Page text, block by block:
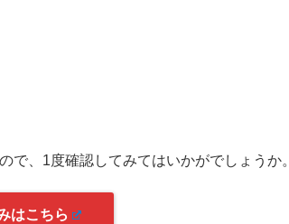
、1度確認してみてはいかがでしょうか。
はこちら